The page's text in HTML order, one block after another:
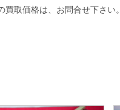
取価格は、お問合せ下さい。